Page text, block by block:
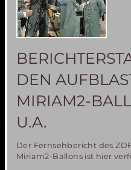
DEN
MIRIAM2-
U.A.
Der Fernsehbericht des
Miriam2-Ballons ist hier